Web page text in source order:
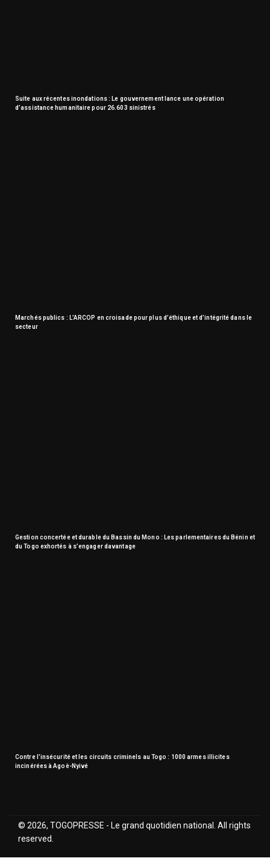
Suite aux récentes inondations : Le gouvernement lance une opération
d’assistance humanitaire pour 26.603 sinistrés
Marchés publics : L’ARCOP en croisade pour plus d’éthique et d’intégrité dans le
secteur
Gestion concertée et durable du Bassin du Mono : Les parlementaires du Bénin et
du Togo exhortés à s’engager davantage
Contre l’insécurité et les circuits criminels au Togo : 1000 armes illicites
incinérées à Agoè-Nyivé
© 2026, TOGOPRESSE - Le grand quotidien national. All rights
reserved.